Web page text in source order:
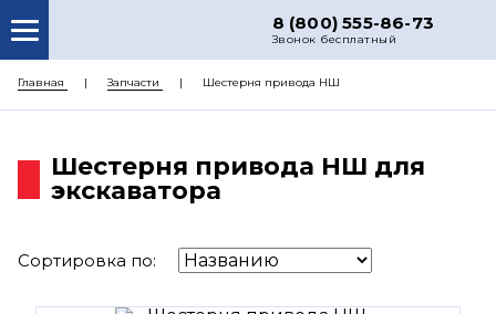
8 (800) 555-86-73
Звонок бесплатный
О НАС
РЕМОНТ
ДОСТАВКА
ЦЕНЫ
Главная Запчасти Шестерня привода НШ
Шестерня привода НШ для
экскаватора
Сортировка по: